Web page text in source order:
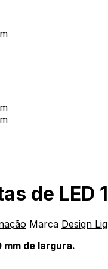
de LED
Marca Design
mm de largura.